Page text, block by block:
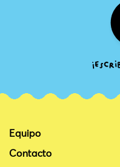
Equipo
Contacto